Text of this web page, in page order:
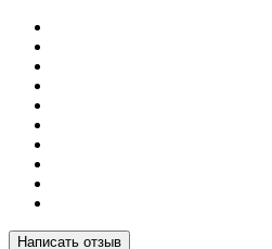
Написать отзыв